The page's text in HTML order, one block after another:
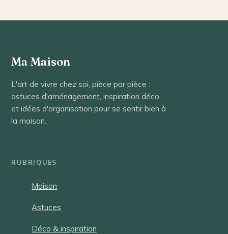
Ma Maison
L'art de vivre chez soi, pièce par pièce :
astuces d'aménagement, inspiration déco
et idées d'organisation pour se sentir bien à
la maison.
RUBRIQUES
Maison
Astuces
Déco & inspiration